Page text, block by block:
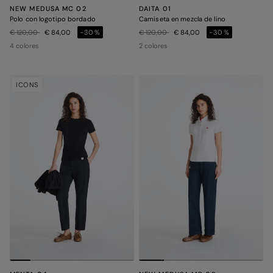
NEW MEDUSA MC 02
Polo con logotipo bordado
Precio rebajado de
€ 120,00a € 84,00
-30%
4 colores
DAITA 01
Camiseta en mezcla de lino
Precio rebajado de
€ 120,00a € 84,00
-30%
2 colores
ICONS